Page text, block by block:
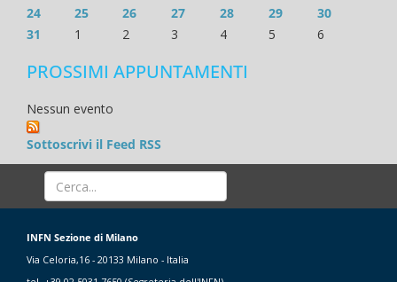
24
25 26 27 28 29
30
31
1 2 3 4 5 6
PROSSIMI APPUNTAMENTI
Nessun evento
Sottoscrivi il Feed RSS
INFN Sezione di Milano
Via Celoria,16 - 20133 Milano - Italia